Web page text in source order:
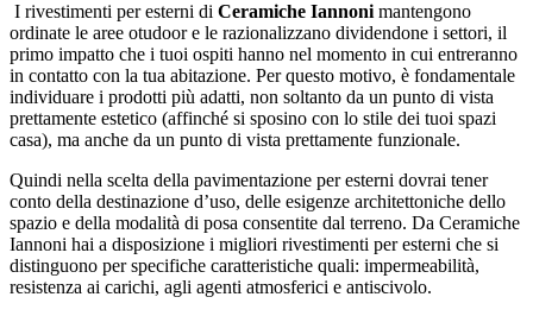
I rivestimenti per esterni di Ceramiche Iannoni mantengono
ordinate le aree otudoor e le razionalizzano dividendone i settori, il
primo impatto che i tuoi ospiti hanno nel momento in cui entreranno
in contatto con la tua abitazione. Per questo motivo, è fondamentale
individuare i prodotti più adatti, non soltanto da un punto di vista
prettamente estetico (affinché si sposino con lo stile dei tuoi spazi
casa), ma anche da un punto di vista prettamente funzionale.
Quindi nella scelta della pavimentazione per esterni dovrai tener
conto della destinazione d’uso, delle esigenze architettoniche dello
spazio e della modalità di posa consentite dal terreno. Da Ceramiche
Iannoni hai a disposizione i migliori rivestimenti per esterni che si
distinguono per specifiche caratteristiche quali: impermeabilità,
resistenza ai carichi, agli agenti atmosferici e antiscivolo.